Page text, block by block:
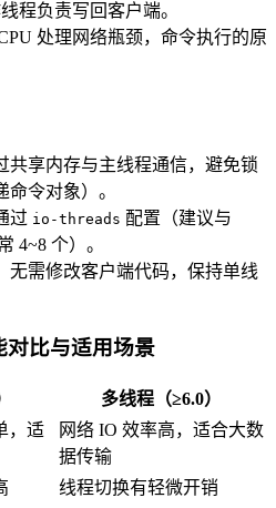
程负责写回客户端。
处理网络瓶颈，命令执行的原
共享内存与主线程通信，避免锁
令对象）。
过 io-threads 配置（建议与
4~8 个）。
无需修改客户端代码，保持单线
对比与适用场景
多线程（≥6.0）
，适
网络 IO 效率高，适合大数
据传输
线程切换有轻微开销